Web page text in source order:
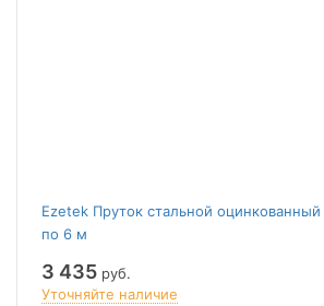
Ezetek Пруток стальной
по 6 м
3 435 руб.
Уточняйте наличие